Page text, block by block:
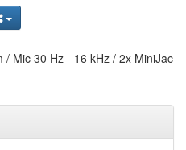
Mic 30 Hz - 16 kHz / 2x MiniJac